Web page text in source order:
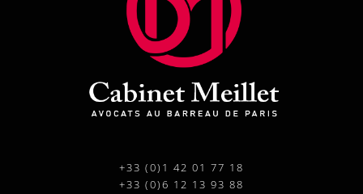
+33 (0)1 42 01 77 18
+33 (0)6 12 13 93 88